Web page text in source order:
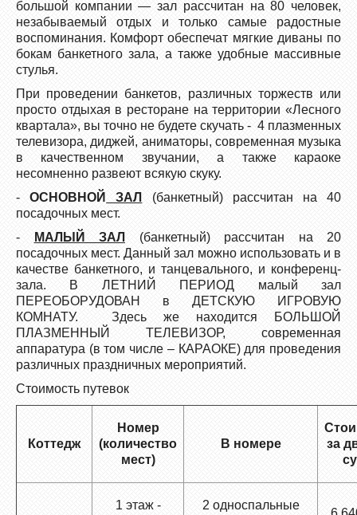
большой компании — зал рассчитан на 80 человек,
незабываемый отдых и только самые радостные
воспоминания. Комфорт обеспечат мягкие диваны по
бокам банкетного зала, а также удобные массивные
стулья.
При проведении банкетов, различных торжеств или
просто отдыхая в ресторане на территории «Лесного
квартала», вы точно не будете скучать - 4 плазменных
телевизора, диджей, аниматоры, современная музыка
в качественном звучании, а также караоке
несомненно развеют всякую скуку.
-ОСНОВНОЙ ЗАЛ
(банкетный) рассчитан на 40
посадочных мест.
-
МАЛЫЙ ЗАЛ
(банкетный) рассчитан на 20
посадочных мест. Данный зал можно использовать и в
качестве банкетного, и танцевального, и конференц-
зала. В ЛЕТНИЙ ПЕРИОД малый зал
ПЕРЕОБОРУДОВАН в ДЕТСКУЮ ИГРОВУЮ
КОМНАТУ. Здесь же находится БОЛЬШОЙ
ПЛАЗМЕННЫЙ ТЕЛЕВИЗОР, современная
аппаратура (в том числе – КАРАОКЕ) для проведения
различных праздничных мероприятий.
Стоимость путевок
Коттедж
Номер
(количество
мест)
В номере
за
1 этаж -
2 односпальные